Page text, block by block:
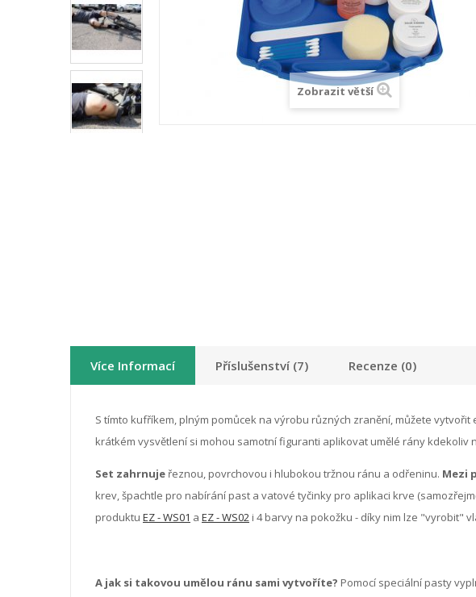
Zobrazit větší
Více Informací Příslušenství (7) Recenze (0)
S tímto kufříkem, plným pomůcek na výrobu různých zranění, můžete
krátkém vysvětlení si mohou samotní figuranti aplikovat umělé rány kdekoliv
Set zahrnuje řeznou, povrchovou i hlubokou tržnou ránu a odřeninu. Mezi
krev, špachtle pro nabírání past a vatové tyčinky pro aplikaci krve
produktu EZ - WS01 a EZ - WS02 i 4 barvy na pokožku - díky nim lze "vyrobit"
A jak si takovou umělou ránu sami vytvoříte? Pomocí speciální pasty